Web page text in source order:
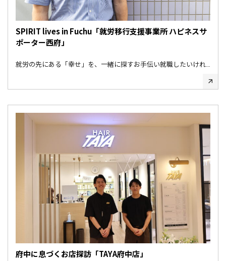
SPIRIT lives in Fuchu「就労移行支援事業所 ハピネスサ
ポーター西府」
就労の先にある「幸せ」を、一緒に探すお手伝い就職したいけれ…
府中に息づくお店探訪「TAYA府中店」